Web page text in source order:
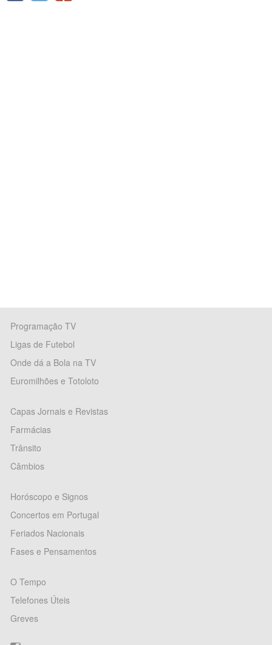
Programação TV
Ligas de Futebol
Onde dá a Bola na TV
Euromilhões e Totoloto
Capas Jornais e Revistas
Farmácias
Trânsito
Câmbios
Horóscopo e Signos
Concertos em Portugal
Feriados Nacionais
Fases e Pensamentos
O Tempo
Telefones Úteis
Greves